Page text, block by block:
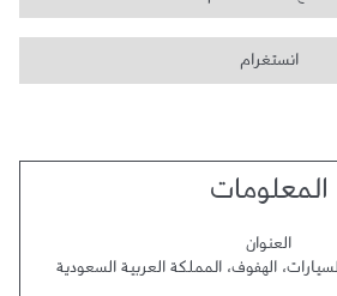
انستغرام
المعلومات
العنوان
،الهفوف،المملكة العربية السعودية